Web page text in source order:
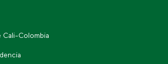
Cali-Colombia